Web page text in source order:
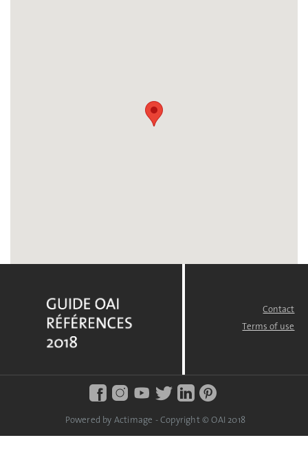
Contact
Terms of use
Powered by Actimage - Copyright © OAI 2018